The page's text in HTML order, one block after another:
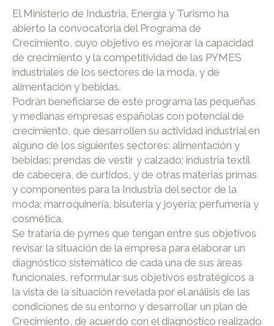
El Ministerio de Industria, Energía y Turismo ha
abierto la convocatoria del Programa de
Crecimiento, cuyo objetivo es mejorar la capacidad
de crecimiento y la competitividad de las PYMES
industriales de los sectores de la moda, y de
alimentación y bebidas.
Podrán beneficiarse de este programa las pequeñas
y medianas empresas españolas con potencial de
crecimiento, que desarrollen su actividad industrial en
alguno de los siguientes sectores: alimentación y
bebidas; prendas de vestir y calzado; industria textil
de cabecera, de curtidos, y de otras materias primas
y componentes para la Industria del sector de la
moda; marroquinería, bisutería y joyería; perfumería y
cosmética.
Se trataría de pymes que tengan entre sus objetivos
revisar la situación de la empresa para elaborar un
diagnóstico sistemático de cada una de sus áreas
funcionales, reformular sus objetivos estratégicos a
la vista de la situación revelada por el análisis de las
condiciones de su entorno y desarrollar un plan de
Crecimiento, de acuerdo con el diagnóstico realizado